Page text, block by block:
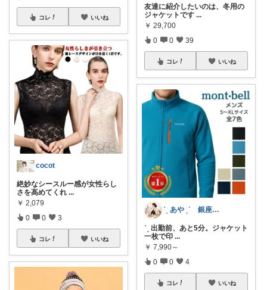
コレ いいね
cocot
絶妙なシースルー感が女性らし
さを高めてくれ ...
￥ 2,079
0 0 3
コレ いいね
友達に紹介したいのは、冬用の
ジャケットです ...
￥ 29,700
0 0 39
コレ いいね
ˋˏ あや ˎˊ 銀座ｘ経営者の品格選び
ˋˏ 出勤前、あと5分。ジャケット
一枚で印 ...
￥ 7,990～
0 0 4
コレ いいね